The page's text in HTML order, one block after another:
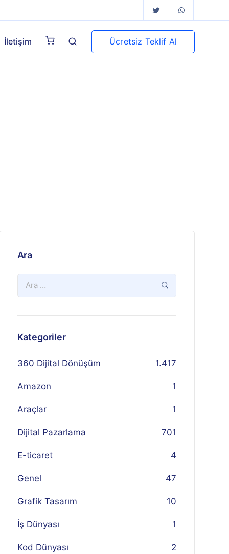
İletişim Ücretsiz Teklif Al
Ara
Kategoriler
360 Dijital Dönüşüm 1.417
Amazon 1
Araçlar 1
Dijital Pazarlama 701
E-ticaret 4
Genel 47
Grafik Tasarım 10
İş Dünyası 1
Kod Dünyası 2